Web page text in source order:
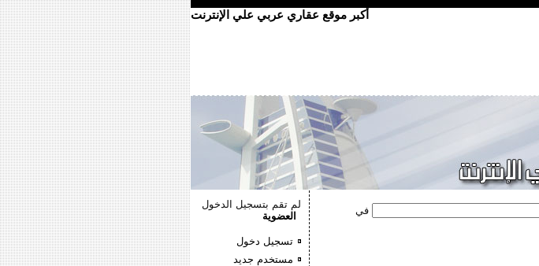
أكبر موقع عقاري عربي علي الإنترنت
لم تقم بتسجيل الدخول
العضوية
تسجيل دخول
مستخدم جديد
في